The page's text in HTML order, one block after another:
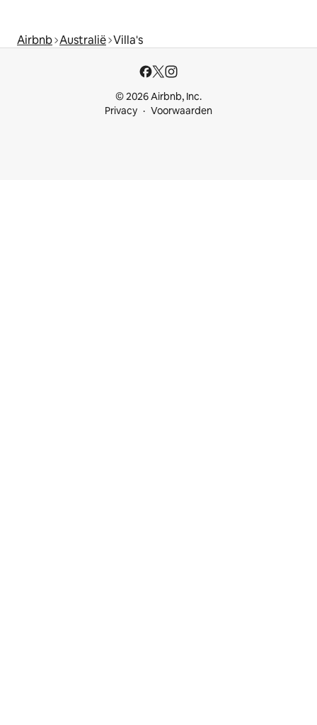
Airbnb Australië Villa's
© 2026 Airbnb, Inc.
Privacy
Voorwaarden